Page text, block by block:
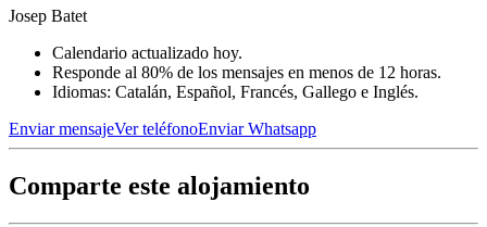
Josep Batet
Calendario actualizado hoy.
Responde al 80% de los mensajes en menos de 12 horas.
Idiomas: Catalán, Español, Francés, Gallego e Inglés.
Enviar mensajeVer teléfonoEnviar Whatsapp
Comparte este alojamiento